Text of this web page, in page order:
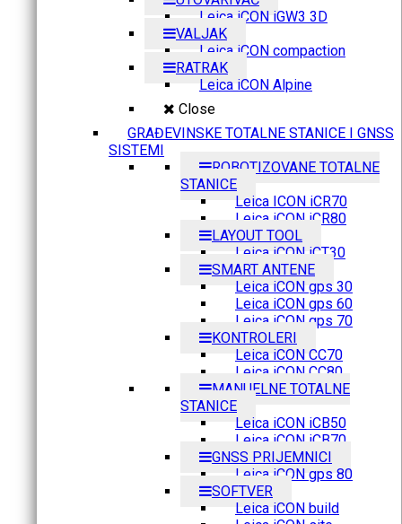
Leica iCON iGW3 3D
VALJAK
Leica iCON compaction
RATRAK
Leica iCON Alpine
Close
GRAĐEVINSKE TOTALNE STANICE I GNSS
SISTEMI
ROBOTIZOVANE TOTALNE
STANICE
Leica ICON iCR70
Leica iCON iCR80
LAYOUT TOOL
Leica iCON iCT30
SMART ANTENE
Leica iCON gps 30
Leica iCON gps 60
Leica iCON gps 70
KONTROLERI
Leica iCON CC70
Leica iCON CC80
MANUELNE TOTALNE
STANICE
Leica iCON iCB50
Leica iCON iCB70
GNSS PRIJEMNICI
Leica iCON gps 80
SOFTVER
Leica iCON build